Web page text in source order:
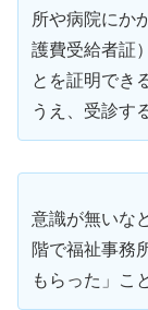
所や病院にか
護費受給者証
とを証明でき
うえ、受診す
意識が無いな
階で福祉事務
もらった」こ